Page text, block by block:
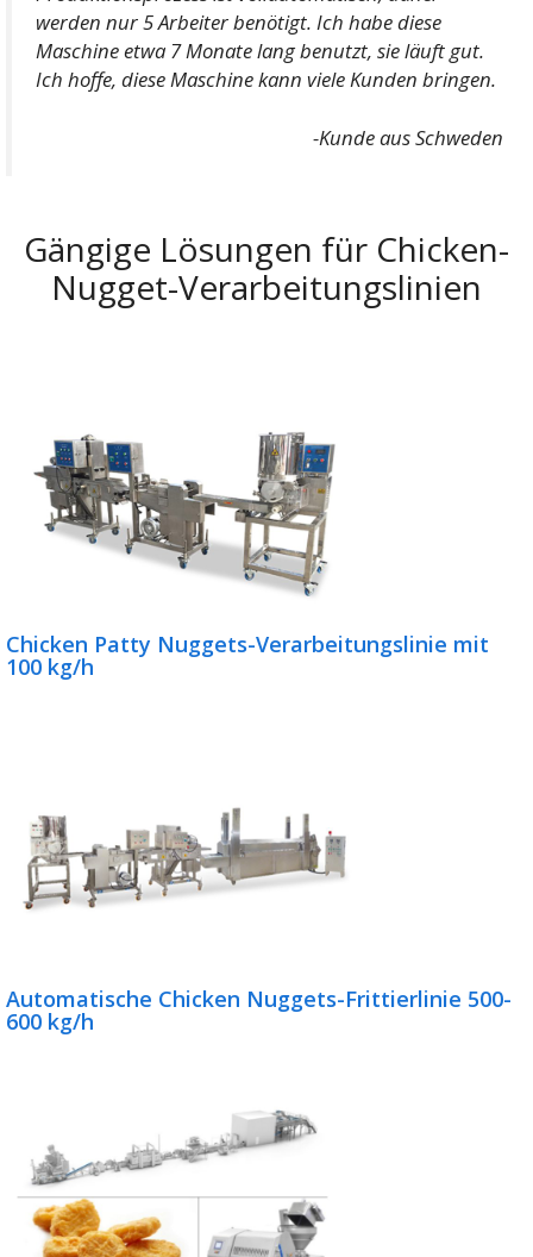
werden nur 5 Arbeiter benötigt. Ich habe diese
Maschine etwa 7 Monate lang benutzt, sie läuft gut.
Ich hoffe, diese Maschine kann viele Kunden bringen.
-Kunde aus Schweden
Gängige Lösungen für Chicken-
Nugget-Verarbeitungslinien
Chicken Patty Nuggets-Verarbeitungslinie mit
100 kg/h
Automatische Chicken Nuggets-Frittierlinie 500-
600 kg/h